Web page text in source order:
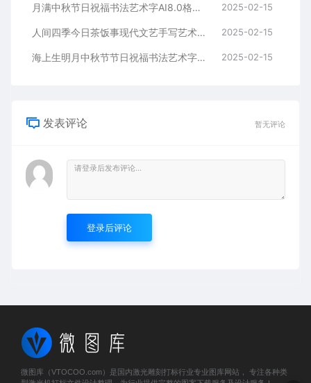
月满中秋节日祝福书法艺术字AI8.0格式激光打标文件通用矢量图 2025-02-15
人间四季今日茶饭事现代文艺手写艺术字AI8.0格式激光打标文件通用矢量图 2025-02-15
海上生明月中秋节节日祝福书法艺术字AI8.0格式激光打标文件通用矢量图 2025-02-15
发表评论 暂无评论
登录后评论
微图库（VTOCOO.com）是国内激光雕刻打标行业专业图库网站， 专注各种类